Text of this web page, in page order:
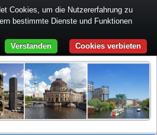
Cookies, um die Nutzererfahrung zu
bestimmte Dienste und Funktionen
Cookies verbieten
Verstanden